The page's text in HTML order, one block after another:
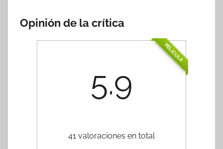
Opinión de la crítica
PELÍCULA
5.9
41 valoraciones en total